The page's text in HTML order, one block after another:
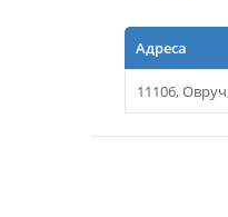
Адреса
11106,